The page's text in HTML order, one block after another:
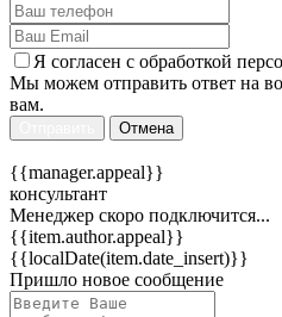
Я согласен c обработкой
Мы можем отправить ответ на
вам.
Отмена
{{manager.appeal}}
консультант
Менеджер скоро подключится...
{{item.author.appeal}}
{{localDate(item.date_insert)}}
Пришло новое сообщение